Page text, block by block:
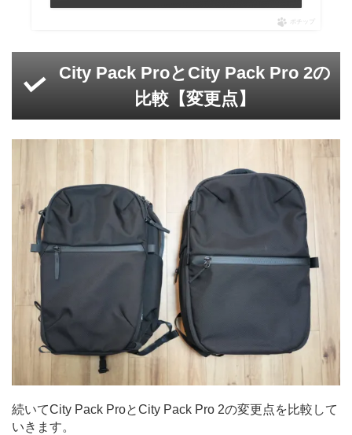
ポチップ
City Pack ProとCity Pack Pro 2の
比較【変更点】
続いてCity Pack ProとCity Pack Pro 2の変更点を比較して
いきます。